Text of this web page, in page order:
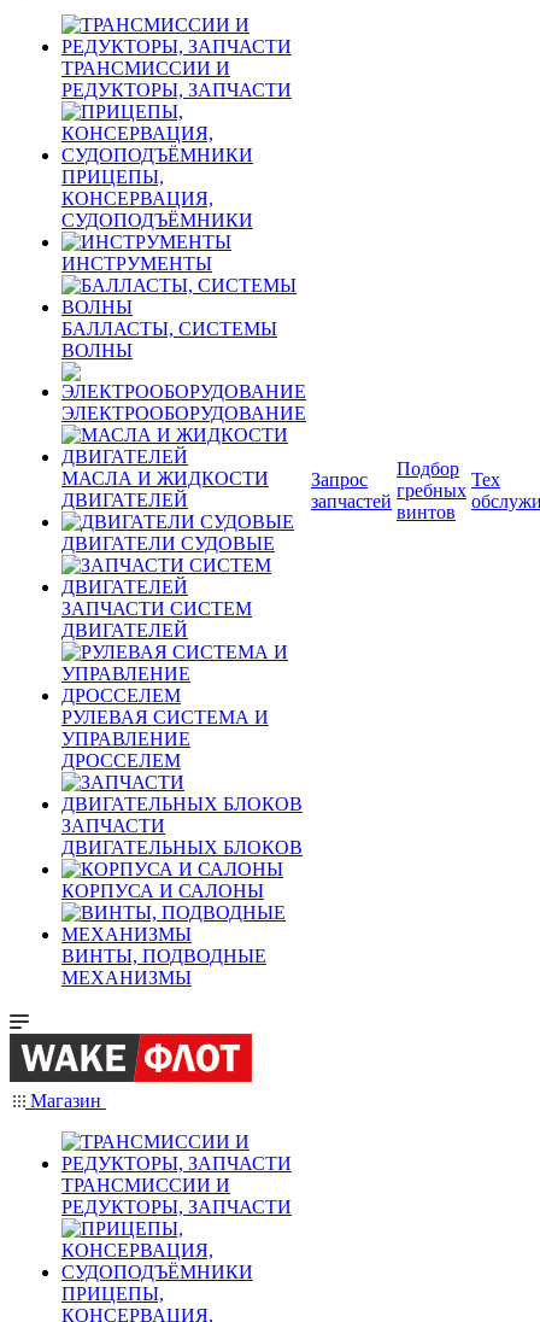
ТРАНСМИССИИ И
РЕДУКТОРЫ, ЗАПЧАСТИ
ПРИЦЕПЫ,
КОНСЕРВАЦИЯ,
СУДОПОДЪЁМНИКИ
ИНСТРУМЕНТЫ
БАЛЛАСТЫ, СИСТЕМЫ
ВОЛНЫ
ЭЛЕКТРООБОРУДОВАНИЕ
МАСЛА И ЖИДКОСТИ
ДВИГАТЕЛЕЙ
ДВИГАТЕЛИ СУДОВЫЕ
ЗАПЧАСТИ СИСТЕМ
ДВИГАТЕЛЕЙ
РУЛЕВАЯ СИСТЕМА И
УПРАВЛЕНИЕ
ДРОССЕЛЕМ
ЗАПЧАСТИ
ДВИГАТЕЛЬНЫХ БЛОКОВ
КОРПУСА И САЛОНЫ
ВИНТЫ, ПОДВОДНЫЕ
МЕХАНИЗМЫ
Запрос
запчастей
Подбор
гребных
винтов
Тех
Магазин
ТРАНСМИССИИ И
РЕДУКТОРЫ, ЗАПЧАСТИ
ПРИЦЕПЫ,
КОНСЕРВАЦИЯ,